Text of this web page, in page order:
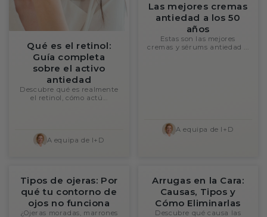
Qué es el retinol:
Guía completa
sobre el activo
antiedad
Descubre qué es realmente
el retinol, cómo actú...
A equipa de I+D
Las mejores cremas
antiedad a los 50
años
Estas son las mejores
cremas y sérums antiedad ...
A equipa de I+D
Contorno
Tipos de ojeras: Por
qué tu contorno de
ojos no funciona
¿Ojeras moradas, marrones
Anti idade
Arrugas en la Cara:
Causas, Tipos y
Cómo Eliminarlas
Descubre qué causa las